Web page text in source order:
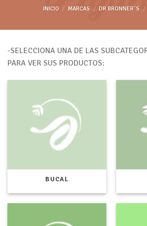
INICIO / MARCAS / DR BRONNER´S /
-SELECCIONA UNA DE LAS
PARA VER SUS PRODUCTOS:
BUCAL